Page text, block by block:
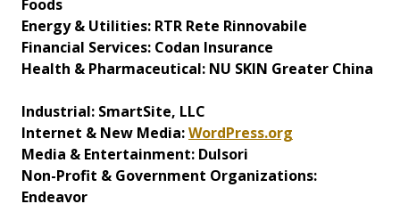
Foods
Energy & Utilities: RTR Rete Rinnovabile
Financial Services: Codan Insurance
Health & Pharmaceutical: NU SKIN Greater China
Industrial: SmartSite, LLC
Internet & New Media:WordPress.org
Media & Entertainment: Dulsori
Non-Profit & Government Organizations:
Endeavor